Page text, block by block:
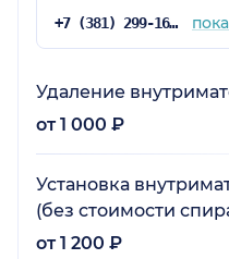
+7 (381) 299-16-03
Удаление
от 1 000 ₽
Установка
(без стоимости
от 1 200 ₽